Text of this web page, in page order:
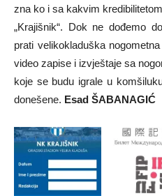
zna ko i sa kakvim
„Krajišnik“. Dok ne dođemo
prati velikokladuška
video zapise i izvještaje sa
koje se budu igrale u
donešene. Esad ŠABANAGIĆ